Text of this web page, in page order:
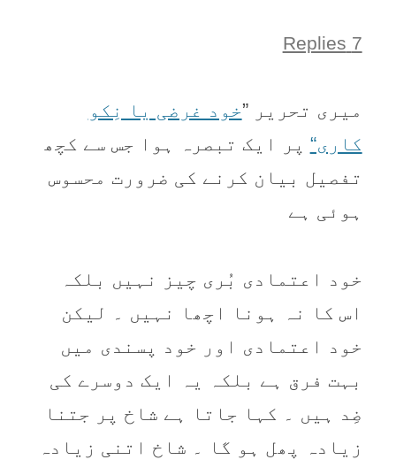
7 Replies
میری تحریر ”خود غرضی یا نِکو
کاری“ پر ایک تبصرہ ہوا جس سے کچھ
تفصیل بیان کرنے کی ضرورت محسوس
ہوئی ہے
خود اعتمادی بُری چیز نہیں بلکہ
اس کا نہ ہونا اچھا نہیں ۔ لیکن
خود اعتمادی اور خود پسندی میں
بہت فرق ہے بلکہ یہ ایک دوسرے کی
ضِد ہیں ۔ کہا جاتا ہے شاخ پر جتنا
زیادہ پھل ہو گا ۔ شاخ اتنی زیادہ